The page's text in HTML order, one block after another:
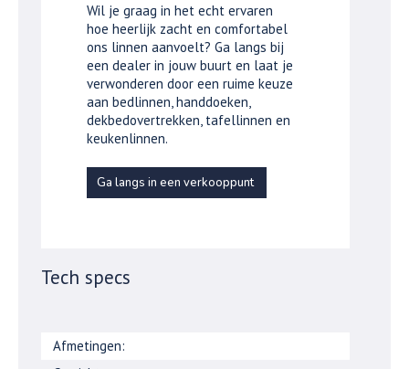
Wil je graag in het echt ervaren
hoe heerlijk zacht en comfortabel
ons linnen aanvoelt? Ga langs bij
een dealer in jouw buurt en laat je
verwonderen door een ruime keuze
aan bedlinnen, handdoeken,
dekbedovertrekken, tafellinnen en
keukenlinnen.
Ga langs in een verkooppunt
Tech specs
Afmetingen: